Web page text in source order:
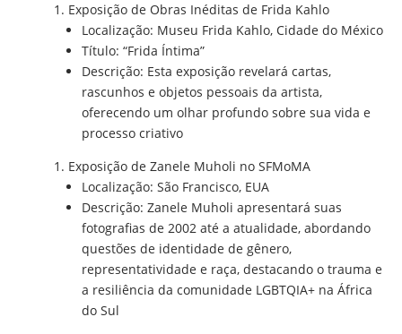
Exposição de Obras Inéditas de Frida Kahlo
Localização: Museu Frida Kahlo, Cidade do México
Título: “Frida Íntima”
Descrição: Esta exposição revelará cartas,
rascunhos e objetos pessoais da artista,
oferecendo um olhar profundo sobre sua vida e
processo criativo
Exposição de Zanele Muholi no SFMoMA
Localização: São Francisco, EUA
Descrição: Zanele Muholi apresentará suas
fotografias de 2002 até a atualidade, abordando
questões de identidade de gênero,
representatividade e raça, destacando o trauma e
a resiliência da comunidade LGBTQIA+ na África
do Sul